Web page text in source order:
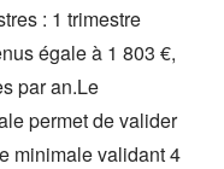
: 1 trimestre
égale à 1 803 €,
par an.Le
permet de valider
minimale validant 4